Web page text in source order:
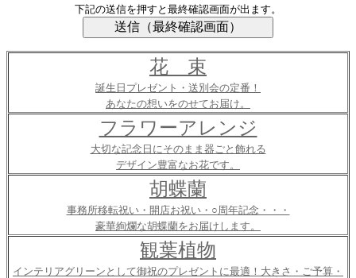
下記の送信を押すと最終確認画面が出ます。
花 束
誕生日プレゼント・送別会の定番！
あなたの想いをのせてお届け。
フラワーアレンジ
大切な記念日にそのまま器ごと飾れる
デザイン豊富なお花です。
胡蝶蘭
事務所移転祝い・開店お祝い・○周年記念・・・
豪華絢爛な胡蝶蘭をお届けします。
観葉植物
インテリアグリーンとして御祝のプレゼントに最適！大きさ・ご予算・